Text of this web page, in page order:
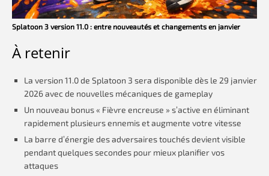
Splatoon 3 version 11.0 : entre nouveautés et changements en janvier
À retenir
La version 11.0 de Splatoon 3 sera disponible dès le 29 janvier
2026 avec de nouvelles mécaniques de gameplay
Un nouveau bonus « Fièvre encreuse » s’active en éliminant
rapidement plusieurs ennemis et augmente votre vitesse
La barre d’énergie des adversaires touchés devient visible
pendant quelques secondes pour mieux planifier vos
attaques